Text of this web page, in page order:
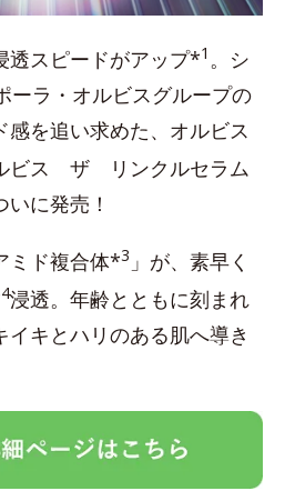
透スピードがアップ*1 。シ
ーラ・オルビスグループの
を追い求めた、オルビス
ビス ザ リンクルセラム
いに発売！
ミド複合体*3 」が、素早く
4浸透。年齢とともに刻まれ
イキとハリのある肌へ導き